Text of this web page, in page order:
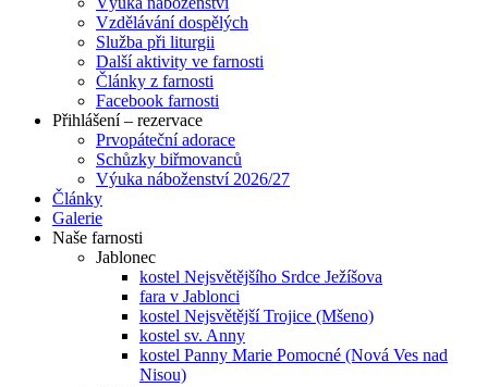
Vzdělávání dospělých
Služba při liturgii
Další aktivity ve farnosti
Články z farnosti
Facebook farnosti
Přihlášení – rezervace
Prvopáteční adorace
Schůzky biřmovanců
Výuka náboženství 2026/27
Články
Galerie
Naše farnosti
Jablonec
kostel Nejsvětějšího Srdce Ježíšova
fara v Jablonci
kostel Nejsvětější Trojice (Mšeno)
kostel sv. Anny
kostel Panny Marie Pomocné (Nová Ves nad
Nisou)